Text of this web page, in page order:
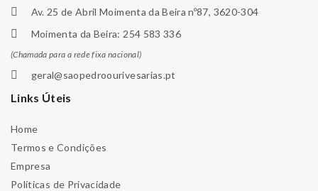
Av. 25 de Abril Moimenta da Beira nº87, 3620-304
Moimenta da Beira: 254 583 336
(Chamada para a rede fixa nacional)
geral@saopedroourivesarias.pt
Links Úteis
Home
Termos e Condições
Empresa
Políticas de Privacidade